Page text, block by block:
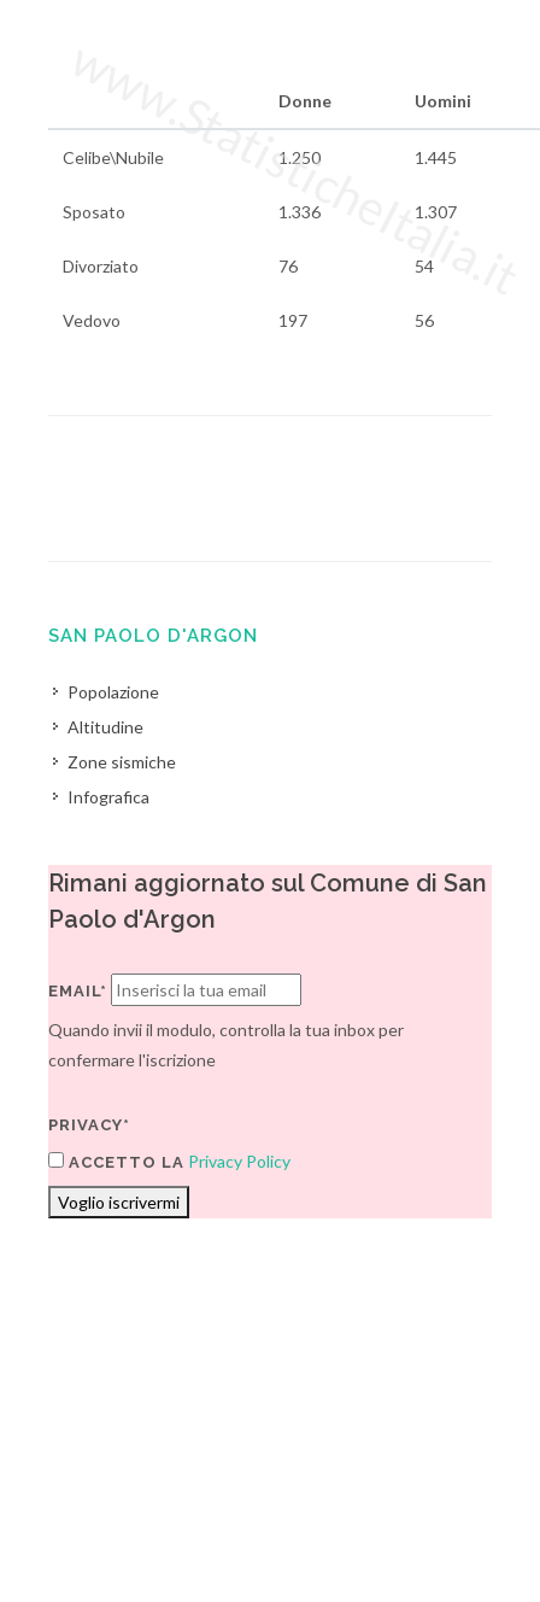
Donne Uomini
Celibe\Nubile 1.250 1.445
Sposato 1.336 1.307
Divorziato 76 54
Vedovo 197 56
www.StatisticheItalia.it
SAN PAOLO D'ARGON
Popolazione
Altitudine
Zone sismiche
Infografica
Rimani aggiornato sul Comune di San
Paolo d'Argon
EMAIL*
Quando invii il modulo, controlla la tua inbox per
confermare l'iscrizione
PRIVACY*
ACCETTO LA Privacy Policy
Voglio iscrivermi